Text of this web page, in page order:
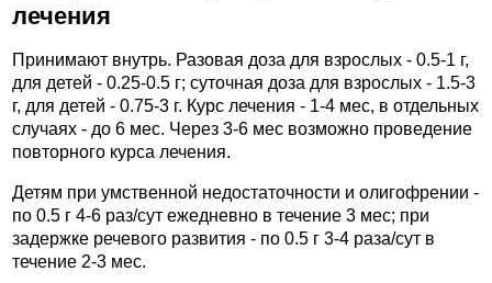
лечения
Принимают внутрь. Разовая доза для взрослых - 0.5-1 г,
для детей - 0.25-0.5 г; суточная доза для взрослых - 1.5-3
г, для детей - 0.75-3 г. Курс лечения - 1-4 мес, в отдельных
случаях - до 6 мес. Через 3-6 мес возможно проведение
повторного курса лечения.
Детям при умственной недостаточности и олигофрении -
по 0.5 г 4-6 раз/сут ежедневно в течение 3 мес; при
задержке речевого развития - по 0.5 г 3-4 раза/сут в
течение 2-3 мес.